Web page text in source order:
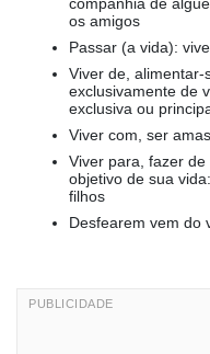
os amigos
Passar (a vida):
Viver de,
exclusivamente de
exclusiva ou
Viver com, ser
Viver para, fazer
objetivo de sua
filhos
Desfearem vem do